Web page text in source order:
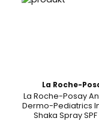
La Roche-
La Roche-Posay
Dermo-Pediatrics
Shaka Spray